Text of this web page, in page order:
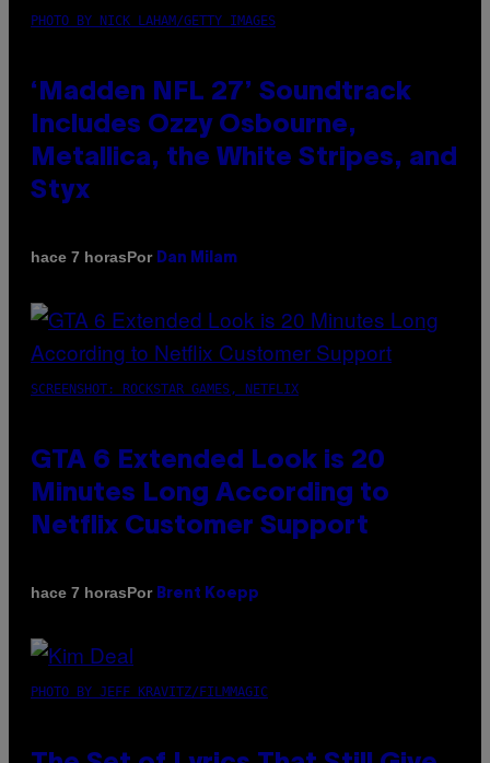
PHOTO BY NICK LAHAM/GETTY IMAGES
‘Madden NFL 27’ Soundtrack
Includes Ozzy Osbourne,
Metallica, the White Stripes, and
Styx
hace 7 horasPor Dan Milam
SCREENSHOT: ROCKSTAR GAMES, NETFLIX
GTA 6 Extended Look is 20
Minutes Long According to
Netflix Customer Support
hace 7 horasPor Brent Koepp
PHOTO BY JEFF KRAVITZ/FILMMAGIC